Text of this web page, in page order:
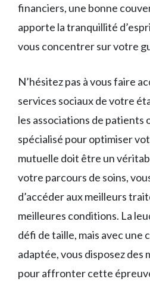
financiers, une bonne
apporte la tranquillité
vous concentrer sur votre
N’hésitez pas à vous faire
services sociaux de votre
les associations de patients
spécialisé pour optimiser
mutuelle doit être un
votre parcours de soins,
d’accéder aux meilleurs
meilleures conditions. La
défi de taille, mais avec une
adaptée, vous disposez des
pour affronter cette